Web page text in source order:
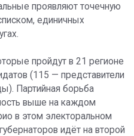
проявляют точечную
единичных
пройдут в 21 регионе
(115 — представители
Партийная борьба
выше на каждом
в этом электоральном
идёт на второй